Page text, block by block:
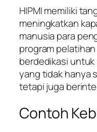
HIPMI memiliki
meningkatkan
manusia para
program
berdedikasi
yang tidak hanya
tetapi juga
Contoh